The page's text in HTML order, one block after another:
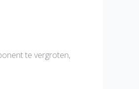
te vergroten,